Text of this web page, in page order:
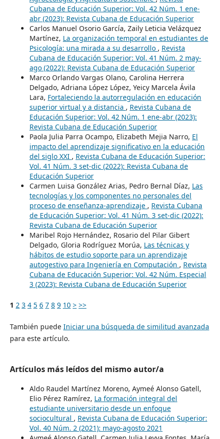
Cubana de Educación Superior: Vol. 42 Núm. 1 ene-
abr (2023): Revista Cubana de Educación Superior
Carlos Manuel Osorio García, Zaily Leticia Velázquez
Martínez, La organización temporal en estudiantes de
Psicología: una mirada a su desarrollo , Revista
Cubana de Educación Superior: Vol. 41 Núm. 2 may-
ago (2022): Revista Cubana de Educación Superior
Marco Orlando Vargas Olano, Carolina Herrera
Delgado, Adriana López López, Yeicy Marcela Ávila
Lara, Fortaleciendo la autorregulación en educación
superior virtual y a distancia , Revista Cubana de
Educación Superior: Vol. 42 Núm. 1 ene-abr (2023):
Revista Cubana de Educación Superior
Paola Julia Parra Ocampo, Elizabeth Mejia Narro, El
impacto del aprendizaje significativo en la educación
del siglo XXI , Revista Cubana de Educación Superior:
Vol. 41 Núm. 3 set-dic (2022): Revista Cubana de
Educación Superior
Carmen Luisa González Arias, Pedro Bernal Díaz, Las
tecnologías y los componentes no personales del
proceso de enseñanza-aprendizaje , Revista Cubana
de Educación Superior: Vol. 41 Núm. 3 set-dic (2022):
Revista Cubana de Educación Superior
Maribel Rojo Hernández, Rosario del Pilar Gibert
Delgado, Gloria Rodríguez Morúa, Las técnicas y
hábitos de estudio soporte para un aprendizaje
autogestivo para Ingeniería en Computación , Revista
Cubana de Educación Superior: Vol. 42 Núm. Especial
3 (2023): Revista Cubana de Educación Superior
1 2 3 4 5 6 7 8 9 10 > >>
También puede Iniciar una búsqueda de similitud avanzada
para este artículo.
Artículos más leídos del mismo autor/a
Aldo Raudel Martínez Moreno, Aymeé Alonso Gatell,
Elio Pérez Ramírez, La formación integral del
estudiante universitario desde un enfoque
sociocultural , Revista Cubana de Educación Superior:
Vol. 40 Núm. 2 (2021): mayo-agosto 2021